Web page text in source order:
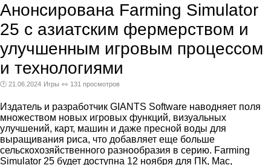
Анонсирована Farming Simulator
25 с азиатским фермерством и
улучшенным игровым процессом
и технологиями
🕑 21.06.2024 Игры 👀 131 просмотров
Издатель и разработчик GIANTS Software наводняет поля
множеством новых игровых функций, визуальных
улучшений, карт, машин и даже пресной воды для
выращивания риса, что добавляет еще больше
сельскохозяйственного разнообразия в серию. Farming
Simulator 25 будет доступна 12 ноября для ПК, Mac,